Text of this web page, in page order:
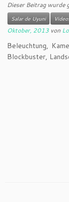
Dieser Beitrag wurde
Salar de Uyuni
Oktober, 2013 von
Beleuchtung,
Blockbuster,